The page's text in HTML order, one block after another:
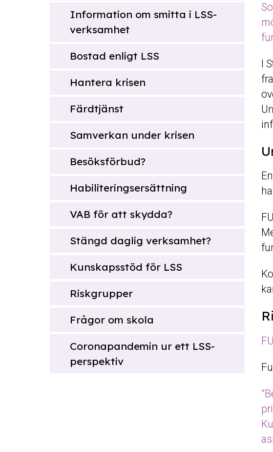
Information om smitta i LSS-
verksamhet
Bostad enligt LSS
Hantera krisen
Färdtjänst
Samverkan under krisen
Besöksförbud?
Habiliteringsersättning
VAB för att skydda?
Stängd daglig verksamhet?
Kunskapsstöd för LSS
Riskgrupper
Frågor om skola
Coronapandemin ur ett LSS-
perspektiv
I